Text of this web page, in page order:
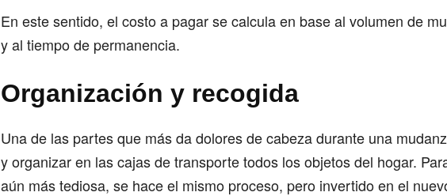
En este sentido, el costo a pagar se calcula en base al volumen de
y al tiempo de permanencia.
Organización y recogida
Una de las partes que más da dolores de cabeza durante una
y organizar en las cajas de transporte todos los objetos del hogar.
aún más tediosa, se hace el mismo proceso, pero invertido en el